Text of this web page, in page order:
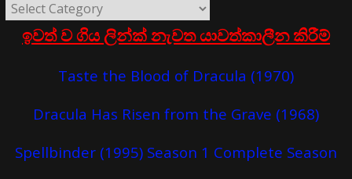
ඉවත් ව ගිය ලින්ක් නැවත යාවත්කාලීන කිරීම්
Taste the Blood of Dracula (1970)
Dracula Has Risen from the Grave (1968)
Spellbinder (1995) Season 1 Complete Season